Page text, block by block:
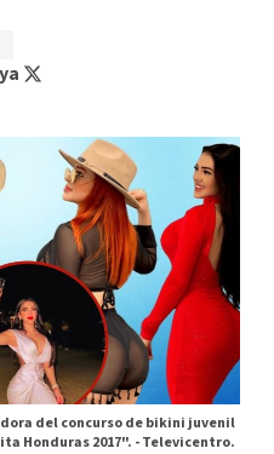
del concurso de bikini juvenil
Honduras 2017". -Televicentro.